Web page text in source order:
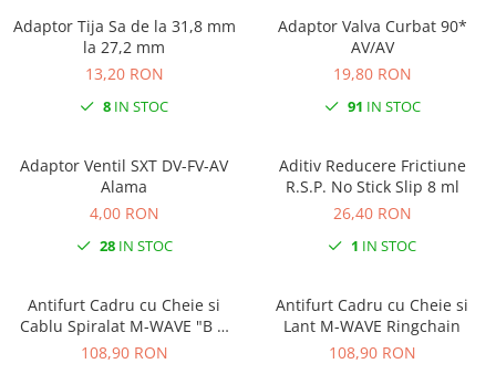
Adaptor Tija Sa de la 31,8 mm
la 27,2 mm
13,20 RON
8 IN STOC
Adaptor Valva Curbat 90*
AV/AV
19,80 RON
91 IN STOC
Adaptor Ventil SXT DV-FV-AV
Alama
4,00 RON
28IN STOC
Aditiv Reducere Frictiune
R.S.P. No Stick Slip 8 ml
26,40 RON
1 IN STOC
Antifurt Cadru cu Cheie si
Cablu Spiralat M-WAVE "B &
S"
108,90 RON
Antifurt Cadru cu Cheie si
Lant M-WAVE Ringchain
108,90 RON